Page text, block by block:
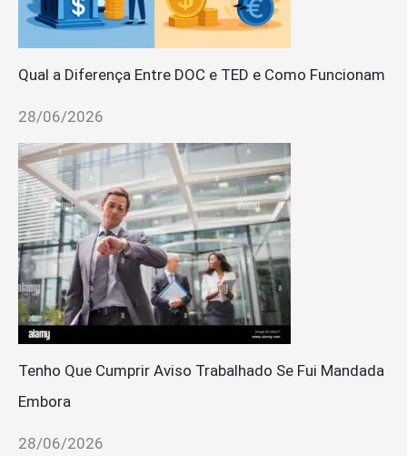
Qual a Diferença Entre DOC e TED e Como Funcionam
28/06/2026
Tenho Que Cumprir Aviso Trabalhado Se Fui Mandada
Embora
28/06/2026